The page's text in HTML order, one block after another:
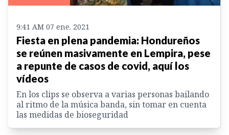
9:41 AM 07 ene. 2021
Fiesta en plena pandemia: Hondureños
se reúnen masivamente en Lempira, pese
a repunte de casos de covid, aquí los
vídeos
En los clips se observa a varias personas bailando
al ritmo de la música banda, sin tomar en cuenta
las medidas de bioseguridad